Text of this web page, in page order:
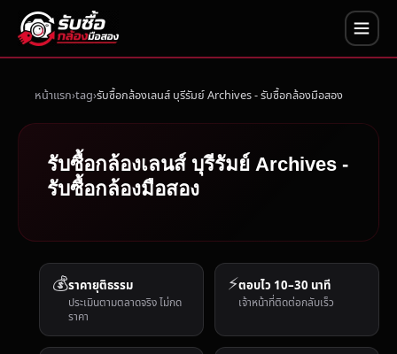
หน้าแรก tag รับซื้อกล้องเลนส์ บุรีรัมย์ Archives - รับซื้อกล้องมือสอง
รับซื้อกล้องเลนส์ บุรีรัมย์ Archives -
รับซื้อกล้องมือสอง
💰ราคายุติธรรม
ประเมินตามตลาดจริง ไม่กด
ราคา
⚡ตอบไว 10–30 นาที
เจ้าหน้าที่ติดต่อกลับเร็ว